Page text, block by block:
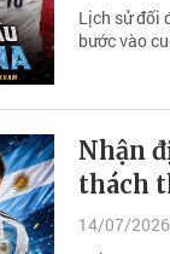
Lịch sử đối
bước vào
Nhận
thách
14/07/